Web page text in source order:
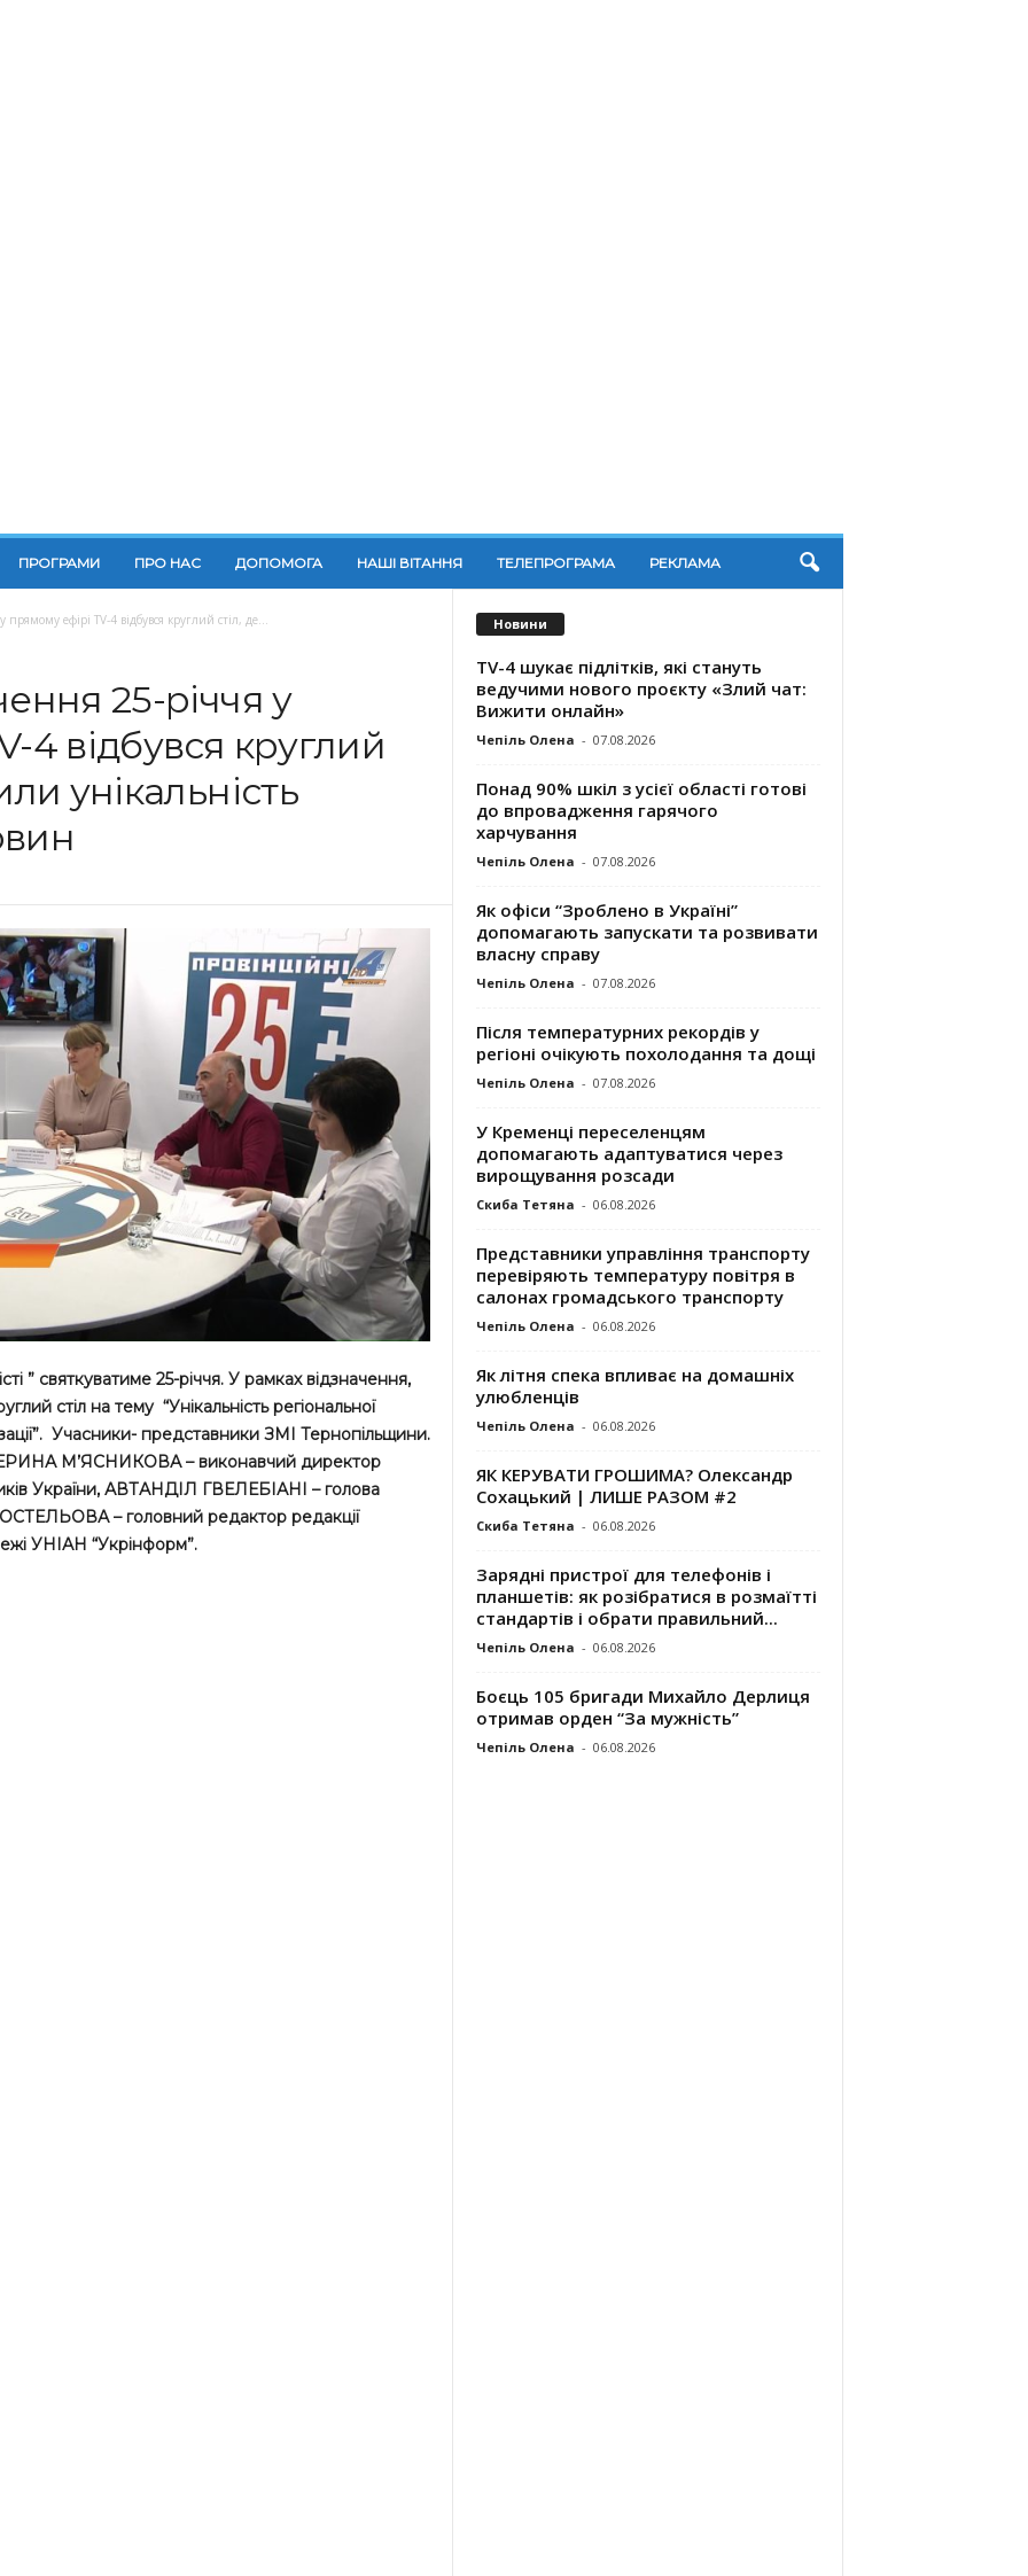
ПРОГРАМИ ПРО НАС ДОПОМОГА НАШІ ВІТАННЯ ТЕЛЕПРОГРАМА РЕКЛАМА
ефірі TV-4 відбувся круглий стіл, де...
25-річчя у
4 відбувся круглий
унікальність
” святкуватиме 25-річчя. У рамках відзначення,
стіл на тему “Унікальність регіональної
Учасники- представники ЗМІ Тернопільщини.
М’ЯСНИКОВА – виконавчий директор
України, АВТАНДІЛ ГВЕЛЕБІАНІ – голова
– головний редактор редакції
УНІАН “Укрінформ”.
Новини
TV-4 шукає підлітків, які стануть
ведучими нового проєкту «Злий чат:
Вижити онлайн»
Чепіль Олена - 07.08.2026
Понад 90% шкіл з усієї області готові
до впровадження гарячого
харчування
Чепіль Олена - 07.08.2026
Як офіси “Зроблено в Україні”
допомагають запускaти та розвивати
власну справу
Чепіль Олена - 07.08.2026
Після температурних рекордів у
регіоні очікують похолодання та дощі
Чепіль Олена - 07.08.2026
У Кременці переселенцям
допомагають адаптуватися через
вирощування розсади
Скиба Тетяна - 06.08.2026
Представники управління транспорту
перевіряють температуру повітря в
салонах громадського транспорту
Чепіль Олена - 06.08.2026
Як літня спека впливає на домашніх
улюбленців
Чепіль Олена - 06.08.2026
ЯК КЕРУВАТИ ГРОШИМА? Олександр
Сохацький | ЛИШЕ РАЗОМ #2
Скиба Тетяна - 06.08.2026
Зарядні пристрої для телефонів і
планшетів: як розібратися в розмаїтті
стандартів і обрати правильний...
Чепіль Олена - 06.08.2026
Боєць 105 бригади Михайло Дерлиця
отримав орден “За мужність”
Чепіль Олена - 06.08.2026